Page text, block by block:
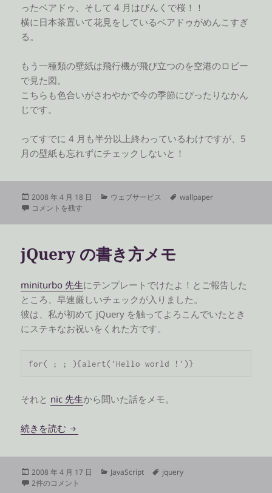
ったベアドゥ、そして 4 月はぴんくで桜！！
横に日本茶置いて花見をしているベアドゥがめんこすぎ
る。
もう一種類の壁紙は飛行機が飛び立つのを空港のロビー
で見た図。
こちらも色合いがさわやかで今の季節にぴったりなかん
じです。
ってすでに 4 月も半分以上終わっているわけですが、5
月の壁紙も忘れずにチェックしないと！
投
稿
2008 年 4 月 18 日
カ
ウェブサービス
タ
wallpaper
4 月のベアドゥ壁紙がヤバい に
コメントを残す
jQuery の書き方メモ
miniturbo 先生にテンプレートでけたよ！とご報告した
ところ、早速厳しいチェックが入りました。
彼は、私が初めて jQuery を触ってよろこんでいたとき
にステキなお祝いをくれた方です。
for( ; ; ){alert('Hello world !')}
それと nic 先生から聞いた話をメモ。
続きを読む jQuery の書き方メモ
投
稿
2008 年 4 月 17 日
カ
JavaScript
タ
jquery
jQuery の書き方メモ への
2件のコメント